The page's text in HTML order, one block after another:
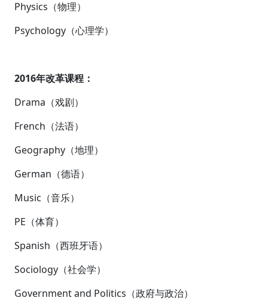
Physics（物理）
Psychology（心理学）
2016年改革课程：
Drama（戏剧）
French（法语）
Geography（地理）
German（德语）
Music（音乐）
PE（体育）
Spanish（西班牙语）
Sociology（社会学）
Government and Politics（政府与政治）